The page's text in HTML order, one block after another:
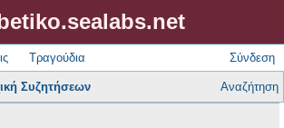
Τραγούδια Σύνδεση
Συζητήσεων Αναζήτηση